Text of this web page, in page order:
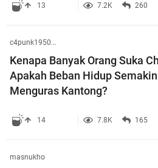
13 7.2K 260
c4punk1950...
Kenapa Banyak Orang Suka
Apakah Beban Hidup Semakin
Menguras Kantong?
14 7.8K 165
masnukho